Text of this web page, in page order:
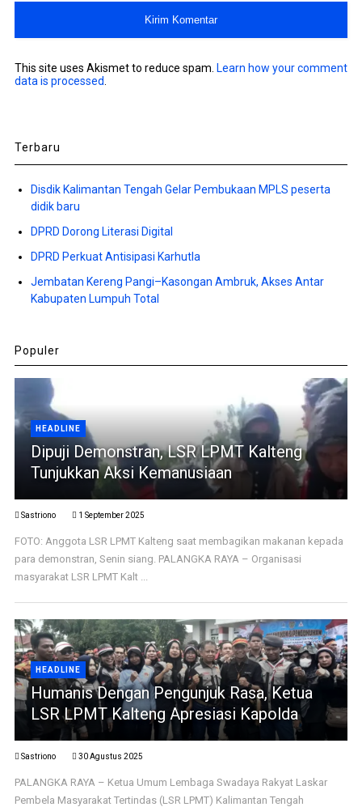
This site uses Akismet to reduce spam. Learn how your comment
data is processed
Terbaru
Disdik Kalimantan Tengah Gelar Pembukaan MPLS peserta
didik baru
DPRD Dorong Literasi Digital
DPRD Perkuat Antisipasi Karhutla
Jembatan Kereng Pangi–Kasongan Ambruk, Akses Antar
Kabupaten Lumpuh Total
Populer
HEADLINE
Dipuji Demonstran, LSR LPMT Kalteng
Tunjukkan Aksi Kemanusiaan
Sastriono 1 September 2025
FOTO: Anggota LSR LPMT Kalteng saat membagikan makanan kepada
para demonstran, Senin siang. PALANGKA RAYA – Organisasi
masyarakat LSR LPMT Kalt ...
HEADLINE
Humanis Dengan Pengunjuk Rasa, Ketua
LSR LPMT Kalteng Apresiasi Kapolda
Sastriono 30 Agustus 2025
PALANGKA RAYA – Ketua Umum Lembaga Swadaya Rakyat Laskar
Pembela Masyarakat Tertindas (LSR LPMT) Kalimantan Tengah